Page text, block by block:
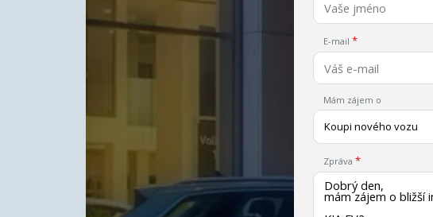
E-mail
Mám zájem o
Koupi nového vozu
Zpráva